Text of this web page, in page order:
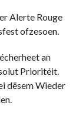
Alerte Rouge
ofzesoen.
an
Prioritéit.
dësem Wieder